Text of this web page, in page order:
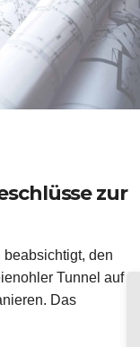
zur
Oberen
den
Tunnel auf
Das